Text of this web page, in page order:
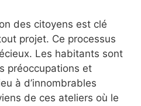
des citoyens est clé
projet. Ce processus
Les habitants sont
préoccupations et
à d’innombrables
de ces ateliers où le